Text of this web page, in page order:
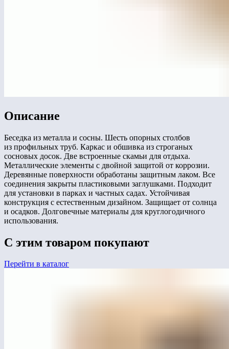
Описание
Беседка из металла и сосны. Шесть опорных столбов
из профильных труб. Каркас и обшивка из строганых
сосновых досок. Две встроенные скамьи для отдыха.
Металлические элементы с двойной защитой от коррозии.
Деревянные поверхности обработаны защитным лаком. Все
соединения закрыты пластиковыми заглушками. Подходит
для установки в парках и частных садах. Устойчивая
конструкция с естественным дизайном. Защищает от солнца
и осадков. Долговечные материалы для круглогодичного
использования.
С этим товаром покупают
Перейти в каталог